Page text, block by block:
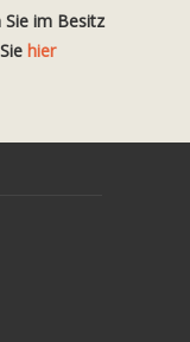
im Besitz
hier